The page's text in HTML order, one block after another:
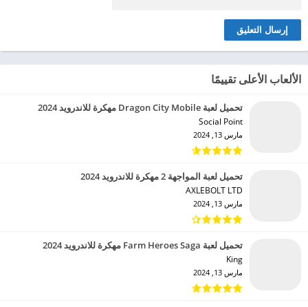
الألعاب الأعلى تقييمًا
تحميل لعبة Dragon City Mobile مهكرة للاندرويد 2024
Social Point‏
مارس 13, 2024
تحميل لعبة المواجهة 2 مهكرة للاندرويد 2024
AXLEBOLT LTD‏
مارس 13, 2024
تحميل لعبة Farm Heroes Saga مهكرة للاندرويد 2024
King‏
مارس 13, 2024